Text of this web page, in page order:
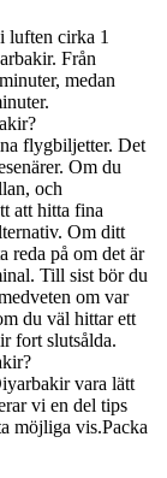
luften cirka 1
Från
medan
flygbiljetter. Det
Om du
och
att hitta fina
Om ditt
reda på om det är
Till sist bör du
om var
du väl hittar ett
fort slutsålda.
vara lätt
vi en del tips
möjliga vis.Packa